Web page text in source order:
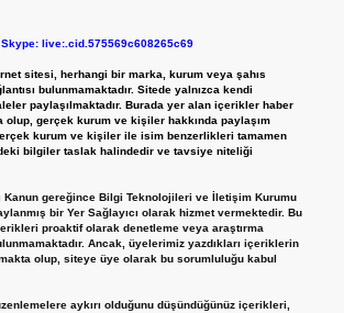
Skype: live:.cid.575569c608265c69
sitesi, herhangi bir marka, kurum veya şahıs
bulunmamaktadır. Sitede yalnızca kendi
paylaşılmaktadır. Burada yer alan içerikler haber
olup, gerçek kurum ve kişiler hakkında paylaşım
kurum ve kişiler ile isim benzerlikleri tamamen
bilgiler taslak halindedir ve tavsiye niteliği
Kanun gereğince Bilgi Teknolojileri ve İletişim Kurumu
bir Yer Sağlayıcı olarak hizmet vermektedir. Bu
proaktif olarak denetleme veya araştırma
Ancak, üyelerimiz yazdıkları içeriklerin
olup, siteye üye olarak bu sorumluluğu kabul
aykırı olduğunu düşündüğünüz içerikleri,